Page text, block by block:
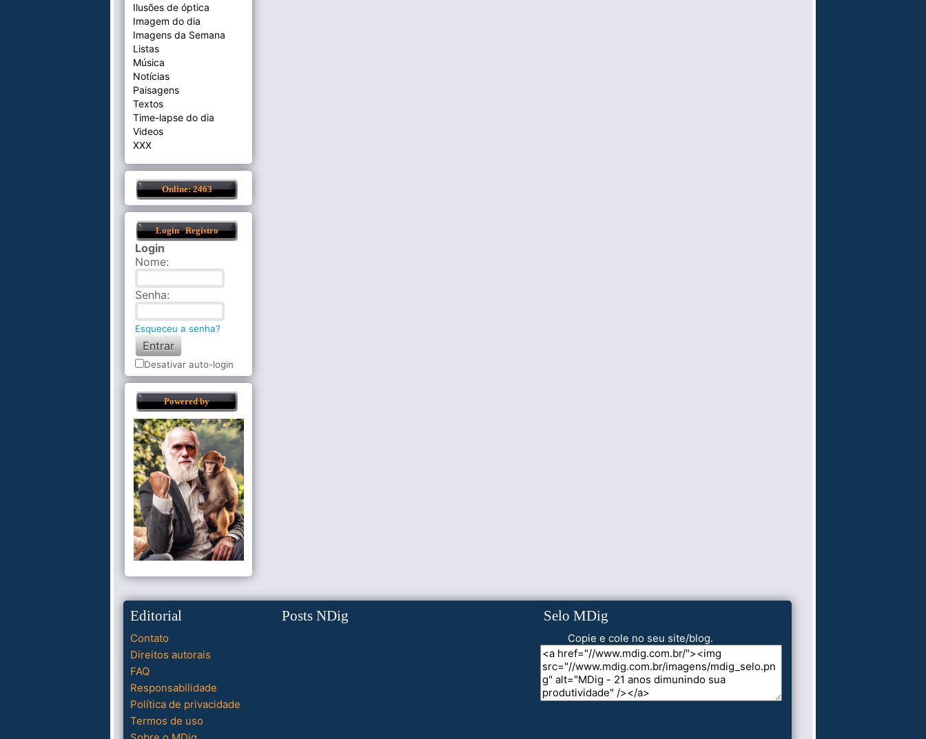
Ilusões de óptica
Imagem do dia
Imagens da Semana
Listas
Música
Notícias
Paisagens
Textos
Time-lapse do dia
Videos
XXX
Online: 2463
Login Registro
Login
Nome:
Senha:
Esqueceu a senha?
Desativar auto-login
Powered by
Editorial
Contato
Direitos autorais
FAQ
Responsabilidade
Política de privacidade
Termos de uso
Posts NDig Selo MDig
Copie e cole no seu site/blog.